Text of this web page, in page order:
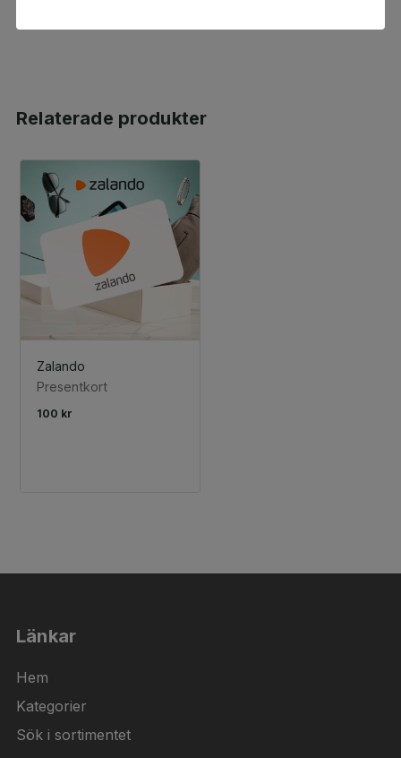
Relaterade produkter
Zalando
Presentkort
100 kr
Länkar
Hem
Kategorier
Sök i sortimentet